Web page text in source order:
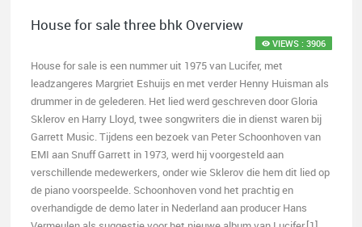
House for sale three bhk Overview
VIEWS : 3906
House for sale is een nummer uit 1975 van Lucifer, met
leadzangeres Margriet Eshuijs en met verder Henny Huisman als
drummer in de gelederen. Het lied werd geschreven door Gloria
Sklerov en Harry Lloyd, twee songwriters die in dienst waren bij
Garrett Music. Tijdens een bezoek van Peter Schoonhoven van
EMI aan Snuff Garrett in 1973, werd hij voorgesteld aan
verschillende medewerkers, onder wie Sklerov die hem dit lied op
de piano voorspeelde. Schoonhoven vond het prachtig en
overhandigde de demo later in Nederland aan producer Hans